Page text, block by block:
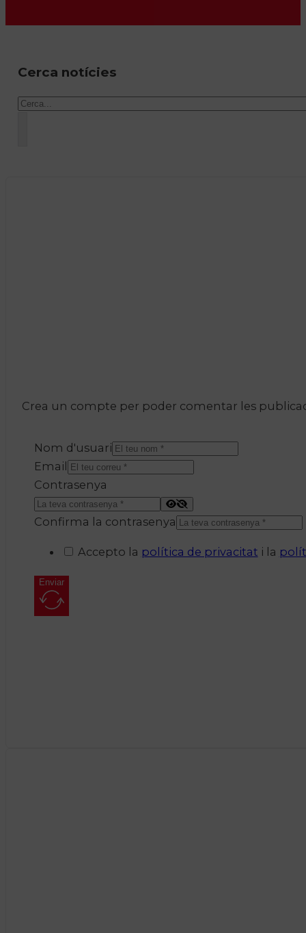
Cerca notícies
Cercar
Crea un compte per poder comentar les
Nom d'usuari
Email
Contrasenya
Confirma la contrasenya
Accepto la política de privacitat i la
Enviar